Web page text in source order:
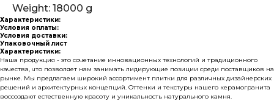
Weight: 18000 g
Характеристики:
Условия оплаты:
Условия доставки:
Упаковочный лист
Характеристики:
Наша продукция - это сочетание инновационных технологий и традиционного
качества, что позволяет нам занимать лидирующие позиции среди поставщиков на
рынке. Мы предлагаем широкий ассортимент плитки для различных дизайнерских
решений и архитектурных концепций. Оттенки и текстуры нашего керамогранита
воссоздают естественную красоту и уникальность натурального камня.